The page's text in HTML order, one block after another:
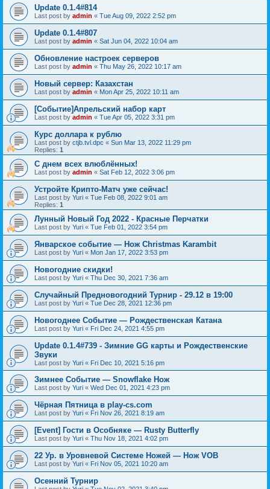
Update 0.1.4#814
Last post by admin « Tue Aug 09, 2022 2:52 pm
Update 0.1.4#807
Last post by admin « Sat Jun 04, 2022 10:04 am
Обновление настроек серверов
Last post by admin « Thu May 26, 2022 10:17 am
Новый сервер: Казахстан
Last post by admin « Mon Apr 25, 2022 10:11 am
[Событие]Апрельский набор карт
Last post by admin « Tue Apr 05, 2022 3:31 pm
Курс доллара к рублю
Last post by ctjb.tvl.dpc « Sun Mar 13, 2022 11:29 pm
Replies: 1
С днем всех влюблённых!
Last post by admin « Sat Feb 12, 2022 3:06 pm
Устройте Крипто-Матч уже сейчас!
Last post by Yuri « Tue Feb 08, 2022 9:01 am
Replies: 1
Лунный Новый Год 2022 - Красные Перчатки
Last post by Yuri « Tue Feb 01, 2022 3:54 pm
Январское событие — Нож Christmas Karambit
Last post by Yuri « Mon Jan 17, 2022 3:53 pm
Новогодние скидки!
Last post by Yuri « Thu Dec 30, 2021 7:36 am
Случайный Предновогодний Турнир - 29.12 в 19:00
Last post by Yuri « Tue Dec 28, 2021 12:36 pm
Новогоднее Событие — Рождественская Катана
Last post by Yuri « Fri Dec 24, 2021 4:55 pm
Update 0.1.4#739 - Зимние GG карты и Рождественские
Звуки
Last post by Yuri « Fri Dec 10, 2021 5:16 pm
Зимнее Событие — Snowflake Нож
Last post by Yuri « Wed Dec 01, 2021 4:23 pm
Чёрная Пятница в play-cs.com
Last post by Yuri « Fri Nov 26, 2021 8:19 am
[Event] Гости в Особняке — Rusty Butterfly
Last post by Yuri « Thu Nov 18, 2021 4:02 pm
22 Ур. в Уровневой Системе Ножей — Нож VOB
Last post by Yuri « Fri Nov 05, 2021 10:20 am
Осенний Турнир